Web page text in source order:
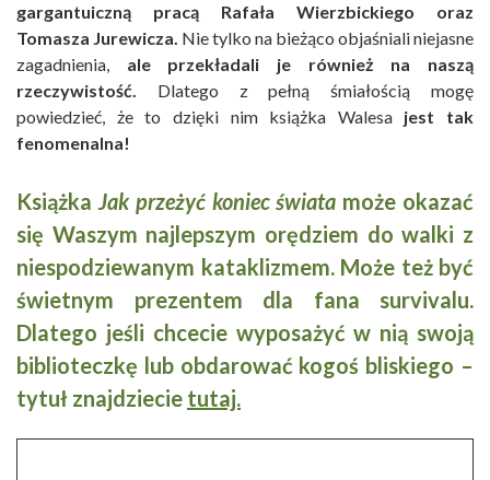
gargantuiczną pracą Rafała Wierzbickiego oraz
Tomasza Jurewicza. Nie tylko na bieżąco objaśniali niejasne
zagadnienia, ale przekładali je również na naszą
rzeczywistość. Dlatego z pełną śmiałością mogę
powiedzieć, że to dzięki nim książka Walesa jest tak
fenomenalna!
Książka Jak przeżyć koniec świata może okazać
się Waszym najlepszym orędziem do walki z
niespodziewanym kataklizmem. Może też być
świetnym prezentem dla fana survivalu.
Dlatego jeśli chcecie wyposażyć w nią swoją
biblioteczkę lub obdarować kogoś bliskiego –
tytuł znajdziecie tutaj.